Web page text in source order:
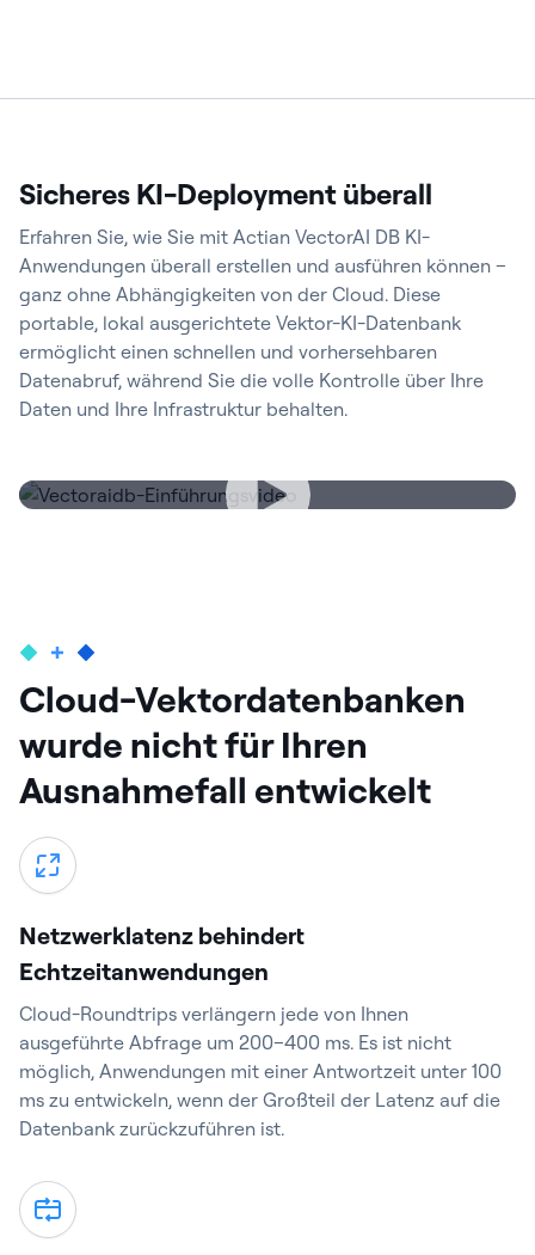
Sicheres KI-Deployment überall
Erfahren Sie, wie Sie mit Actian VectorAI DB KI-
Anwendungen überall erstellen und ausführen können –
ganz ohne Abhängigkeiten von der Cloud. Diese
portable, lokal ausgerichtete Vektor-KI-Datenbank
ermöglicht einen schnellen und vorhersehbaren
Datenabruf, während Sie die volle Kontrolle über Ihre
Daten und Ihre Infrastruktur behalten.
Cloud-Vektordatenbanken
wurde nicht für Ihren
Ausnahmefall entwickelt
Netzwerklatenz behindert
Echtzeitanwendungen
Cloud-Roundtrips verlängern jede von Ihnen
ausgeführte Abfrage um 200–400 ms. Es ist nicht
möglich, Anwendungen mit einer Antwortzeit unter 100
ms zu entwickeln, wenn der Großteil der Latenz auf die
Datenbank zurückzuführen ist.